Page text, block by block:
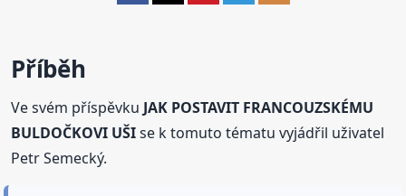
Příběh
Ve svém příspěvku JAK POSTAVIT FRANCOUZSKÉMU
BULDOČKOVI UŠIse k tomuto tématu vyjádřil uživatel
Petr Semecký.